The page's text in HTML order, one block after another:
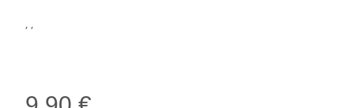
, ,